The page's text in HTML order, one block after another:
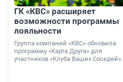
ГК «КВС» расширяет
возможности программы
лояльности
Группа компаний «КВС» обновила
программу «Карта Друга» для
участников «Клуба Ваших Соседей».